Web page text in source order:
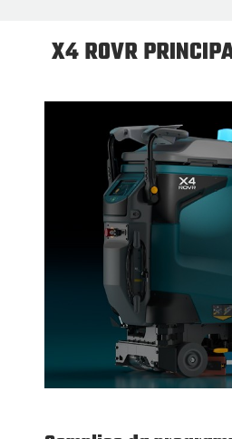
X4 ROVR